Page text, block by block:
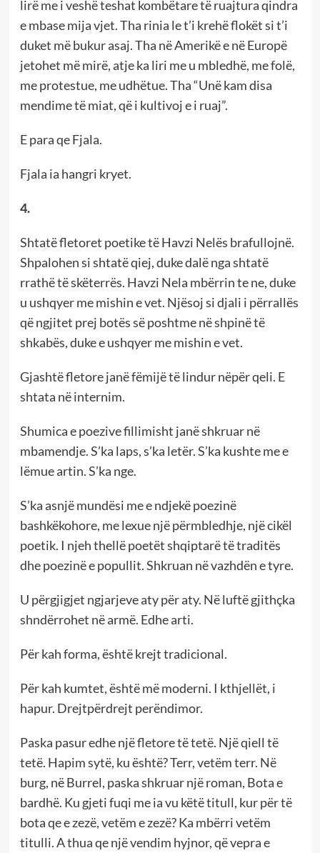
lirë me i veshë teshat kombëtare të ruajtura qindra
e mbase mija vjet. Tha rinia le t’i krehë flokët si t’i
duket më bukur asaj. Tha në Amerikë e në Europë
jetohet më mirë, atje ka liri me u mbledhë, me folë,
me protestue, me udhëtue. Tha “Unë kam disa
mendime të miat, që i kultivoj e i ruaj”.
E para qe Fjala.
Fjala ia hangri kryet.
4.
Shtatë fletoret poetike të Havzi Nelës brafullojnë.
Shpalohen si shtatë qiej, duke dalë nga shtatë
rrathë të skëterrës. Havzi Nela mbërrin te ne, duke
u ushqyer me mishin e vet. Njësoj si djali i përrallës
që ngjitet prej botës së poshtme në shpinë të
shkabës, duke e ushqyer me mishin e vet.
Gjashtë fletore janë fëmijë të lindur nëpër qeli. E
shtata në internim.
Shumica e poezive fillimisht janë shkruar në
mbamendje. S’ka laps, s’ka letër. S’ka kushte me e
lëmue artin. S’ka nge.
S’ka asnjë mundësi me e ndjekë poezinë
bashkëkohore, me lexue një përmbledhje, një cikël
poetik. I njeh thellë poetët shqiptarë të traditës
dhe poezinë e popullit. Shkruan në vazhdën e tyre.
U përgjigjet ngjarjeve aty për aty. Në luftë gjithçka
shndërrohet në armë. Edhe arti.
Për kah forma, është krejt tradicional.
Për kah kumtet, është më moderni. I kthjellët, i
hapur. Drejtpërdrejt perëndimor.
Paska pasur edhe një fletore të tetë. Një qiell të
tetë. Hapim sytë, ku është? Terr, vetëm terr. Në
burg, në Burrel, paska shkruar një roman, Bota e
bardhë. Ku gjeti fuqi me ia vu këtë titull, kur për të
bota qe e zezë, vetëm e zezë? Ka mbërri vetëm
titulli. A thua qe një vendim hyjnor, që vepra e